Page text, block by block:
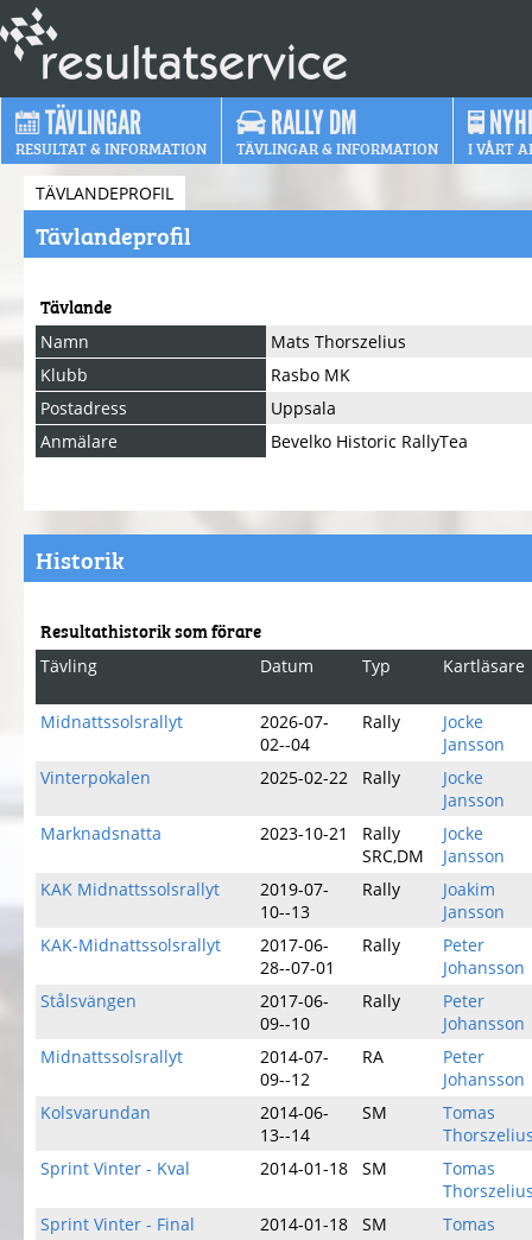
TÄVLINGAR
RESULTAT & INFORMATION
RALLY DM
TÄVLINGAR & INFORMATION I VÅRT
TÄVLANDEPROFIL
Tävlandeprofil
Tävlande
Namn
Mats Thorszelius
Klubb
Rasbo MK
Postadress
Uppsala
Anmälare
Bevelko Historic RallyTea
Historik
Resultathistorik som förare
Tävling Datum Typ Kartläsare
Midnattssolsrallyt
2026-07-
02--04
Rally
Jocke
Jansson
Vinterpokalen
2025-02-22 Rally
Jocke
Jansson
Marknadsnatta
2023-10-21
Rally
SRC,DM
Jocke
Jansson
KAK Midnattssolsrallyt
2019-07-
10--13
Rally
Joakim
Jansson
KAK-Midnattssolsrallyt
2017-06-
28--07-01
Rally
Peter
Johansson
Stålsvängen
2017-06-
09--10
Rally
Peter
Johansson
Midnattssolsrallyt
2014-07-
09--12
RA
Peter
Johansson
Kolsvarundan
2014-06-
13--14
SM
Tomas
Sprint Vinter - Kval
2014-01-18 SM
Tomas
Sprint Vinter - Final
2014-01-18 SM
Tomas